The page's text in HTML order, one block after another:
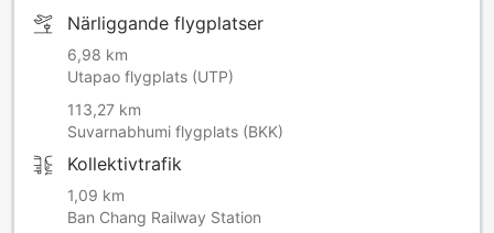
Närliggande flygplatser
6,98 km
Utapao flygplats (UTP)
113,27 km
Suvarnabhumi flygplats (BKK)
Kollektivtrafik
1,09 km
Ban Chang Railway Station